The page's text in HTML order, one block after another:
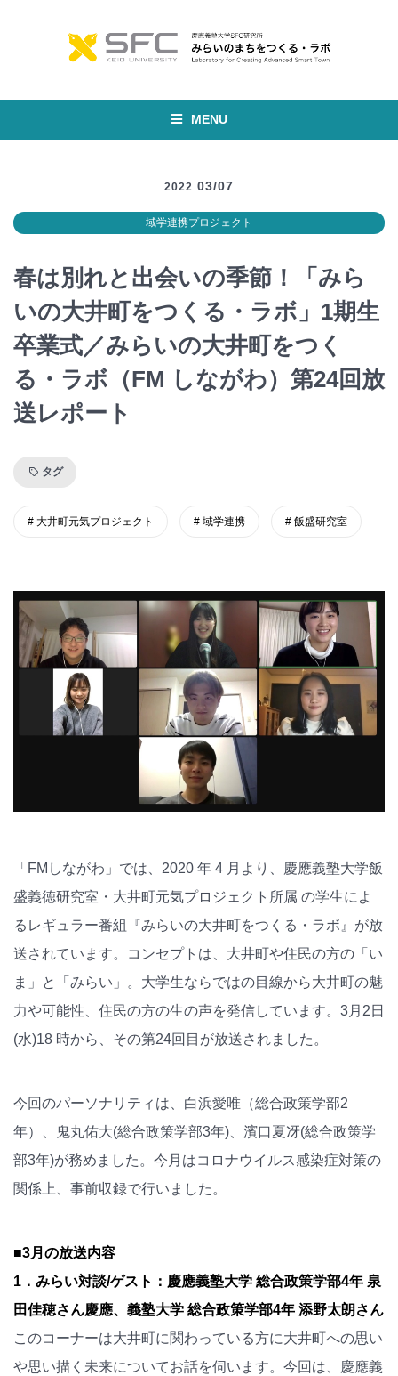
MENU
2022 03/07
域学連携プロジェクト
春は別れと出会いの季節！「みら
いの大井町をつくる・ラボ」1期生
卒業式／みらいの大井町をつく
る・ラボ（FM しながわ）第24回放
送レポート
タグ
大井町元気プロジェクト 域学連携 飯盛研究室
「FMしながわ」では、2020 年 4 月より、慶應義塾大学飯
盛義徳研究室・大井町元気プロジェクト所属 の学生によ
るレギュラー番組『みらいの大井町をつくる・ラボ』が放
送されています。コンセプトは、大井町や住民の方の「い
ま」と「みらい」。大学生ならではの目線から大井町の魅
力や可能性、住民の方の生の声を発信しています。3月2日
(水)18 時から、その第24回目が放送されました。
今回のパーソナリティは、白浜愛唯（総合政策学部2
年）、鬼丸佑大(総合政策学部3年)、濱口夏冴(総合政策学
部3年)が務めました。今月はコロナウイルス感染症対策の
関係上、事前収録で行いました。
■3月の放送内容
1．みらい対談/ゲスト：慶應義塾大学 総合政策学部4年 泉
田佳穂さん慶應、義塾大学 総合政策学部4年 添野太朗さん
このコーナーは大井町に関わっている方に大井町への思い
や思い描く未来についてお話を伺います。今回は、慶應義